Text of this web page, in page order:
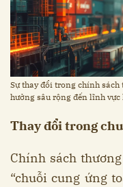
Sự thay đổi trong chính
hưởng sâu rộng đến lĩnh
Thay đổi trong
Chính sách
“chuỗi cung ứng